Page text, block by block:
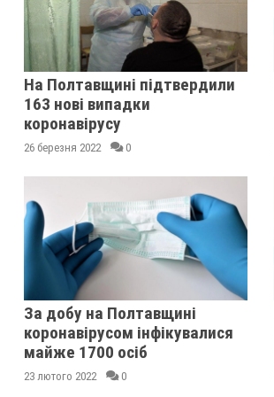
На Полтавщині підтвердили
163 нові випадки
коронавірусу
26 березня 2022 0
За добу на Полтавщині
коронавірусом інфікувалися
майже 1700 осіб
23 лютого 2022 0